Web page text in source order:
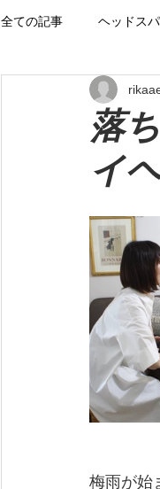
全ての記事 ヘッドスパ
落
イ
梅雨が始